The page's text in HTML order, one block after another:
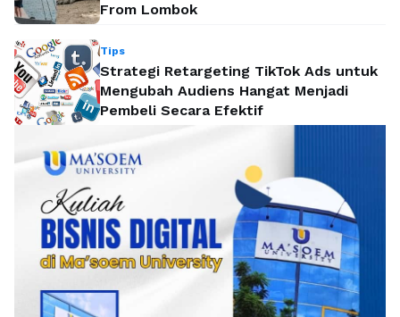
From Lombok
Tips
Strategi Retargeting TikTok Ads untuk
Mengubah Audiens Hangat Menjadi
Pembeli Secara Efektif